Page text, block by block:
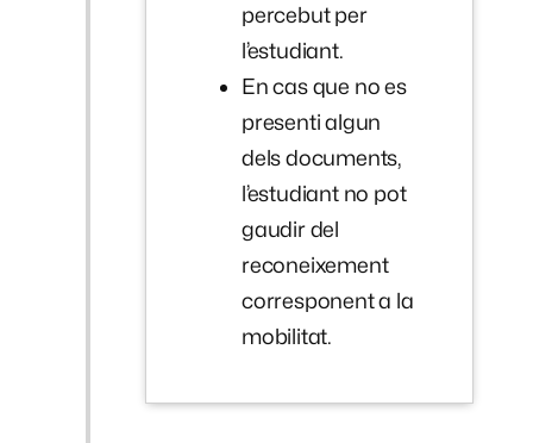
percebut per
l’estudiant.
En cas que no es
presenti algun
dels documents,
l’estudiant no pot
gaudir del
reconeixement
corresponent a la
mobilitat.